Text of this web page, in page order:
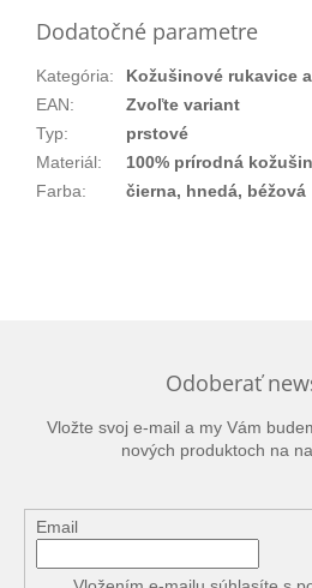
Dodatočné parametre
Kategória:
Kožušinové rukavice
EAN:
Zvoľte variant
Typ:
prstové
Materiál:
100% prírodná
Farba: čierna, hnedá, béžová
Odoberať
Vložte svoj e-mail a my Vám
nových produktoch na
Email